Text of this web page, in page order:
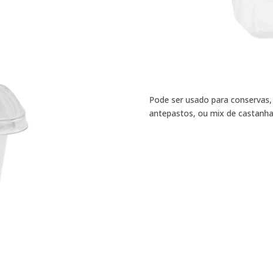
Pode ser usado para
antepastos, ou mix de